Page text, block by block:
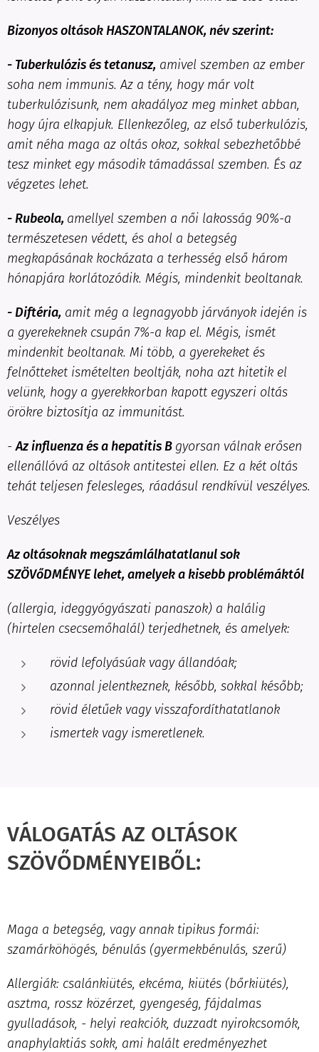
Bizonyos oltások HASZONTALANOK, név szerint:
- Tuberkulózis és tetanusz, amivel szemben az ember
soha nem immunis. Az a tény, hogy már volt
tuberkulózisunk, nem akadályoz meg minket abban,
hogy újra elkapjuk. Ellenkezőleg, az első tuberkulózis,
amit néha maga az oltás okoz, sokkal sebezhetőbbé
tesz minket egy második támadással szemben. És az
végzetes lehet.
- Rubeola, amellyel szemben a női lakosság 90%-a
természetesen védett, és ahol a betegség
megkapásának kockázata a terhesség első három
hónapjára korlátozódik. Mégis, mindenkit beoltanak.
- Diftéria, amit még a legnagyobb járványok idején is
a gyerekeknek csupán 7%-a kap el. Mégis, ismét
mindenkit beoltanak. Mi több, a gyerekeket és
felnőtteket ismételten beoltják, noha azt hitetik el
velünk, hogy a gyerekkorban kapott egyszeri oltás
örökre biztosítja az immunitást.
-Az influenza és a hepatitis B gyorsan válnak erősen
ellenállóvá az oltások antitestei ellen. Ez a két oltás
tehát teljesen felesleges, ráadásul rendkívül veszélyes.
Veszélyes
Az oltásoknak megszámlálhatatlanul sok
SZÖVőDMÉNYE lehet, amelyek a kisebb problémáktól
(allergia, ideggyógyászati panaszok) a halálig
(hirtelen csecsemőhalál) terjedhetnek, és amelyek:
rövid lefolyásúak vagy állandóak;
azonnal jelentkeznek, később, sokkal később;
rövid életűek vagy visszafordíthatatlanok
ismertek vagy ismeretlenek.
VÁLOGATÁS AZ OLTÁSOK
SZÖVŐDMÉNYEIBŐL:
Maga a betegség, vagy annak tipikus formái:
szamárköhögés, bénulás (gyermekbénulás, szerű)
Allergiák: csalánkiütés, ekcéma, kiütés (bőrkiütés),
asztma, rossz közérzet, gyengeség, fájdalmas
gyulladások, - helyi reakciók, duzzadt nyirokcsomók,
anaphylaktiás sokk, ami halált eredményezhet